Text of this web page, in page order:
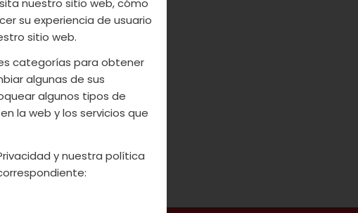
su experiencia de usuario
sitio web.
categorías para obtener
algunas de sus
algunos tipos de
la web y los servicios que
y nuestra política